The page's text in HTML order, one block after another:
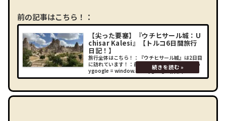
前の記事はこちら！：
【尖った要塞】『ウチヒサール城：U
chisar Kalesi』【トルコ6日間旅行
日記！】
旅行全体はこちら！：『ウチヒサール城』は2日目
に訪れています！：前の記事はこちら！： (adsb
ygoogle = window.adsbygoogle || []).push
({});場所ウチヒサール城「尖った要塞」との意味